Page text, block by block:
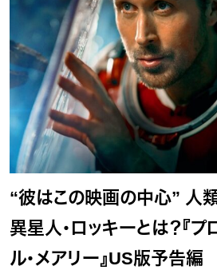
“彼はこの映画の中心” 人
異星人・ロッキーとは？『プ
ル・メアリー』US版予告編